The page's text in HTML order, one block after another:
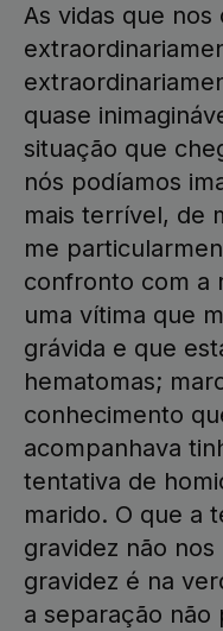
As vidas que nos
quase
situação que
nós podíamos
mais terrível, de
me
confronto com a
uma vítima que
grávida e que
hematomas;
conhecimento
acompanhava
tentativa de
marido. O que a
gravidez não
gravidez é na
a separação não